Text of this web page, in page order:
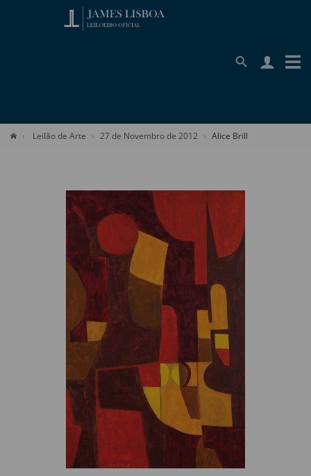
Leilão de Arte 27 de Novembro de 2012 Alice Brill